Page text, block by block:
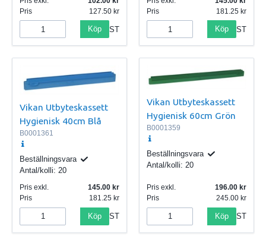
Pris
127.50
Köp ST
Pris
181.25
Köp ST
Vikan Utbyteskassett
Hygienisk 40cm Blå
B0001361
Beställningsvara
Antal/kolli: 20
Pris exkl.
145.00
Pris
181.25
Köp ST
Vikan Utbyteskassett
Hygienisk 60cm Grön
B0001359
Beställningsvara
Antal/kolli: 20
Pris exkl.
196.00
Pris
245.00
Köp ST